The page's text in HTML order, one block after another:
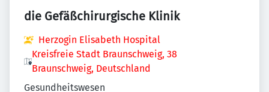
die Gefäßchirurgische Klinik
Herzogin Elisabeth Hospital
Kreisfreie Stadt Braunschweig, 38
Braunschweig, Deutschland
Gesundheitswesen